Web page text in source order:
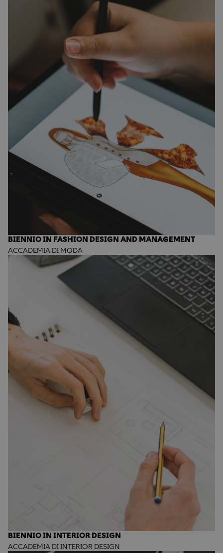
BIENNIO IN FASHION DESIGN AND MANAGEMENT
ACCADEMIA DI MODA
BIENNIO IN INTERIOR DESIGN
ACCADEMIA DI INTERIOR DESIGN